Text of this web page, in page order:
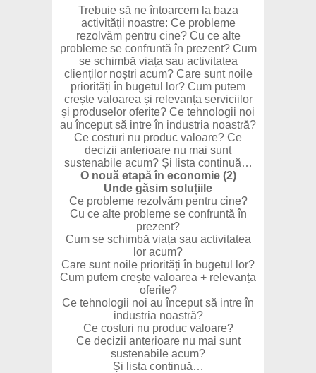
Trebuie să ne întoarcem la baza
activității noastre: Ce probleme
rezolvăm pentru cine? Cu ce alte
probleme se confruntă în prezent? Cum
se schimbă viața sau activitatea
clienților noștri acum? Care sunt noile
priorități în bugetul lor? Cum putem
crește valoarea și relevanța serviciilor
și produselor oferite? Ce tehnologii noi
au început să intre în industria noastră?
Ce costuri nu produc valoare? Ce
decizii anterioare nu mai sunt
sustenabile acum? Și lista continuă…
O nouă etapă în economie (2)
Unde găsim soluțiile
Ce probleme rezolvăm pentru cine?
Cu ce alte probleme se confruntă în
prezent?
Cum se schimbă viața sau activitatea
lor acum?
Care sunt noile priorități în bugetul lor?
Cum putem crește valoarea + relevanța
oferite?
Ce tehnologii noi au început să intre în
industria noastră?
Ce costuri nu produc valoare?
Ce decizii anterioare nu mai sunt
sustenabile acum?
Și lista continuă…